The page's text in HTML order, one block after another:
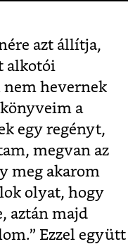
azt állítja,
alkotói
nem hevernek
a
egy regényt,
megvan az
meg akarom
olyat, hogy
aztán majd
Ezzel együtt